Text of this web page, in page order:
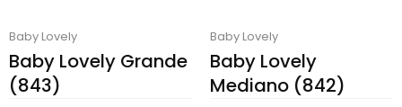
Baby Lovely
Baby Lovely Grande
(843)
Baby Lovely
Baby Lovely
Mediano (842)